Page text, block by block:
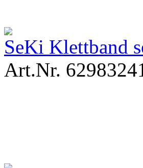
SeKi Klettband
Art.Nr.